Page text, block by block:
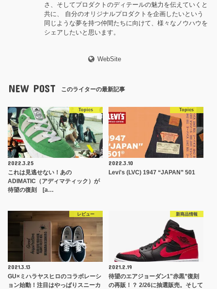
さ、そしてプロダクトのディテールの魅力を伝えていくと
共に、 自分のオリジナルプロダクトを企画したいという
同じような夢を持つ仲間たちに向けて、様々なノウハウを
シェアしたいと思います。
WebSite
NEW POST このライターの最新記事
Topics
2022.3.25
これは見逃せない！あの
ADIMATIC（アディマティック）が
待望の復刻 [a…
Topics
2022.3.10
Levi's (LVC) 1947 “JAPAN” 501
レビュー
2021.3.13
GU×ミハラヤスヒロのコラボレーシ
ョン始動！注目はやっぱりスニーカ
新商品情報
2021.2.19
待望のエアジョーダン1"赤黒”復刻
の再販！？ 2/26に抽選販売。そして